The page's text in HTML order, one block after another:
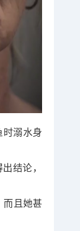
溺水身
结论，
而且她甚